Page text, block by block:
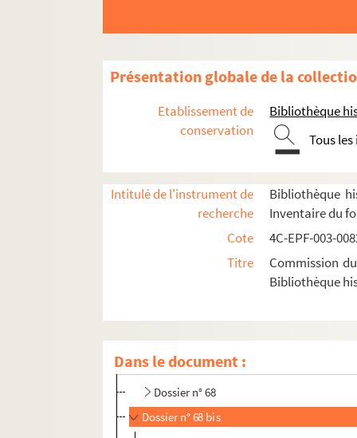
Présentation globale de la
Etablissement de
conservation
Bibliothèque
Tous
Intitulé de l'instrument de
recherche
Bibliothèque
Inventaire du
Cote
4C-EPF-003-
Titre
Commission
Bibliothèque
Dans le document :
Dossier n° 58
Dossier n° 60
Dossier n° 61
Dossier n° 62
Dossier n° 63
Dossier n° 67
Dossier n° 67 bis
Dossier n° 67 Ter
Dossier n° 68
Dossier n° 68 bis